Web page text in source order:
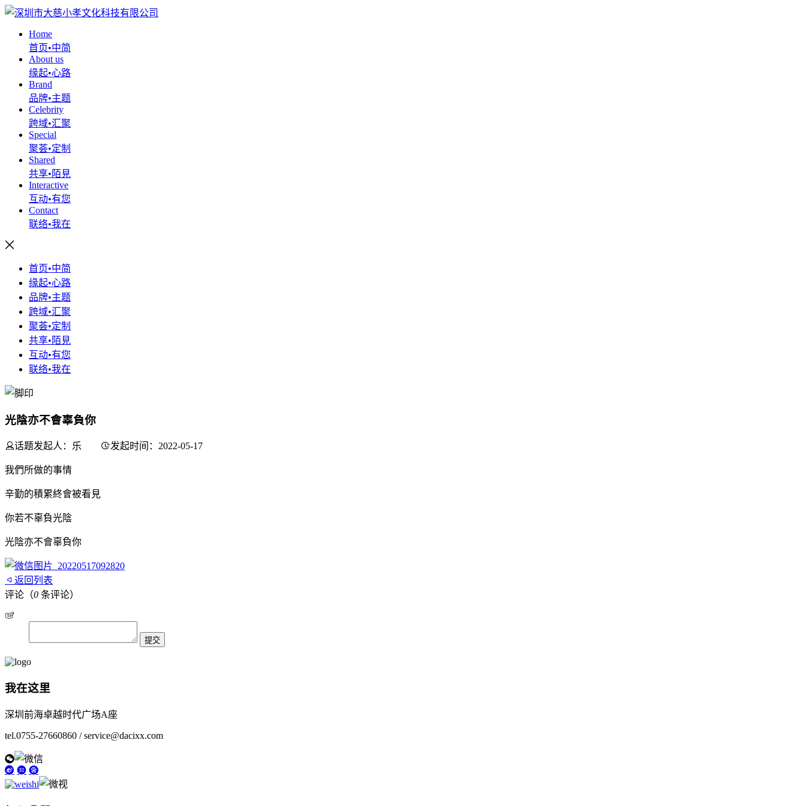
Home
首页•中简
About us
缘起•心路
Brand
品牌•主题
Celebrity
跨域•汇聚
Special
聚荟•定制
Shared
共享•陌見
Interactive
互动•有您
Contact
联络•我在
首页•中简
缘起•心路
品牌•主题
跨域•汇聚
聚荟•定制
共享•陌見
互动•有您
联络•我在
光陰亦不會辜負你
话题发起人：乐 发起时间：2022-05-17
我們所做的事情
辛勤的積累終會被看見
你若不辜負光陰
光陰亦不會辜負你
返回列表
评论（0 条评论）
我在这里
深圳前海卓越时代广场A座
tel.0755-27660860 / service@dacixx.com